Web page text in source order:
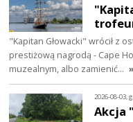
"Kapitan Głowacki" wrócił z
prestiżową nagrodą - Cape
muzealnym, albo zamienić…
2026-08-03,
Akcja